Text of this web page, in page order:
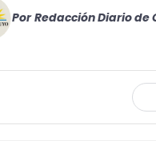
Por Redacción Diario de